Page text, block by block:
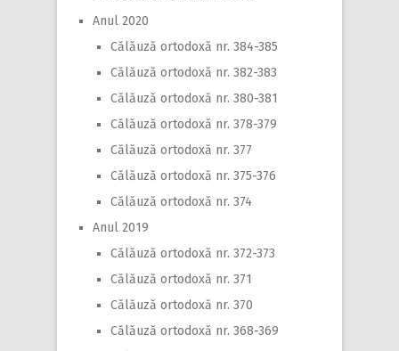
Anul 2020
Călăuză ortodoxă nr. 384-385
Călăuză ortodoxă nr. 382-383
Călăuză ortodoxă nr. 380-381
Călăuză ortodoxă nr. 378-379
Călăuză ortodoxă nr. 377
Călăuză ortodoxă nr. 375-376
Călăuză ortodoxă nr. 374
Anul 2019
Călăuză ortodoxă nr. 372-373
Călăuză ortodoxă nr. 371
Călăuză ortodoxă nr. 370
Călăuză ortodoxă nr. 368-369